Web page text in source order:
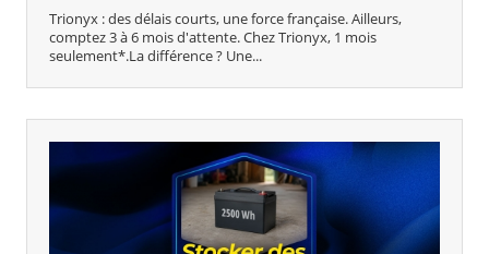
Trionyx : des délais courts, une force française. Ailleurs,
comptez 3 à 6 mois d'attente. Chez Trionyx, 1 mois
seulement*.La différence ? Une...